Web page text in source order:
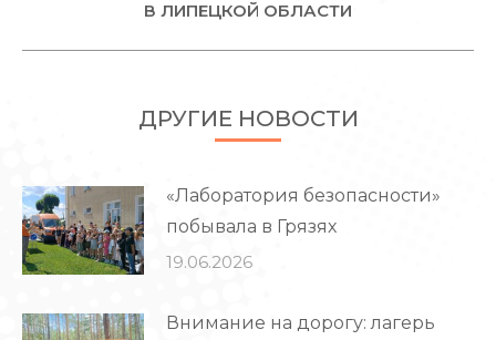
В ЛИПЕЦКОЙ ОБЛАСТИ
ДРУГИЕ НОВОСТИ
«Лаборатория безопасности»
побывала в Грязях
19.06.2026
Внимание на дорогу: лагерь